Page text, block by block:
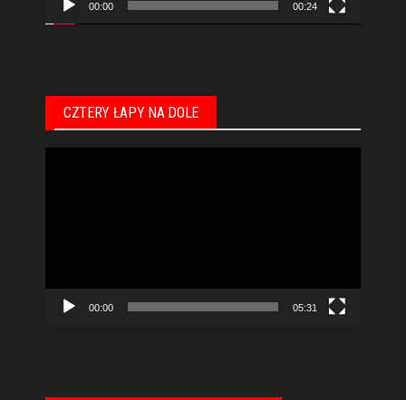
00:00 00:24
CZTERY ŁAPY NA DOLE
00:00 05:31